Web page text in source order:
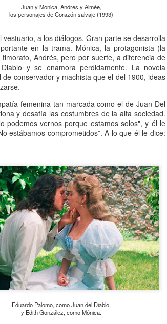
Juan y Mónica, Andrés y Aimée,
los personajes de Corazón salvaje (1993)
a los diálogos. Gran parte se desarrolla
en la trama. Mónica, la protagonista (la
Andrés, pero por suerte, a diferencia de
y se enamora perdidamente. La novela
conservador y machista que el del 1900, ideas
femenina tan marcada como el de Juan Del
y desafía las costumbres de la alta sociedad.
podemos vernos porque estamos solos", y él le
estábamos comprometidos”. A lo que él le dice:
Eduardo Palomo, como Juan del Diablo,
y Edith González, como Mónica.
el cuarto.
el pequeño sillón
Algunas tardes
moral de
coco buscando la
no existe.
“colorcito”
muy bien y
que me da
mi newsletter, es
otorgadas según